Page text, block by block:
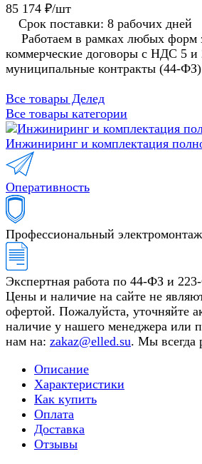
85 174 ₽/шт
Срок поставки: 8 рабочих дней
Работаем в рамках любых форм
коммерческие договоры с НДС 5
муниципальные контракты (44-
Все товары Делед
Все товары категории
Инжиниринг и комплектация
Оперативность
Профессиональный электромонтаж
Экспертная работа по 44-ФЗ и
Цены и наличие на сайте не
офертой. Пожалуйста, уточняйте
наличие у нашего менеджера или
нам на: zakaz@elled.su. Мы всегда
Описание
Характеристики
Как купить
Оплата
Доставка
Отзывы